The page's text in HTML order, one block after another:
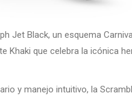
Jet Black, un esquema
Khaki que celebra la icónica
y manejo intuitivo, la